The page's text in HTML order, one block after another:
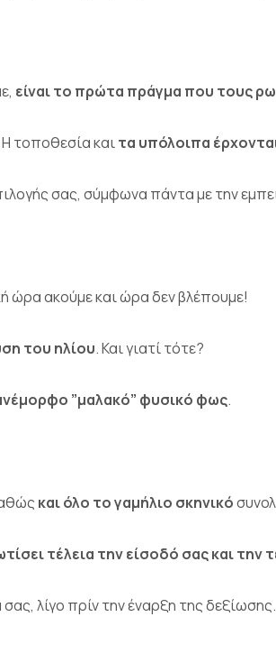
είναι το πρώτα πράγμα που τους
τοποθεσία καιτα υπόλοιπα
σας, σύμφωνα πάντα με την
ώρα ακούμε και ώρα δεν βλέπουμε!
του ηλίου. Και γιατί τότε?
”μαλακό” φυσικό φως.
και όλο το γαμήλιο σκηνικό
τέλεια την είσοδό σαςκαι την
λίγο πρίν την έναρξη της δεξίωσης.